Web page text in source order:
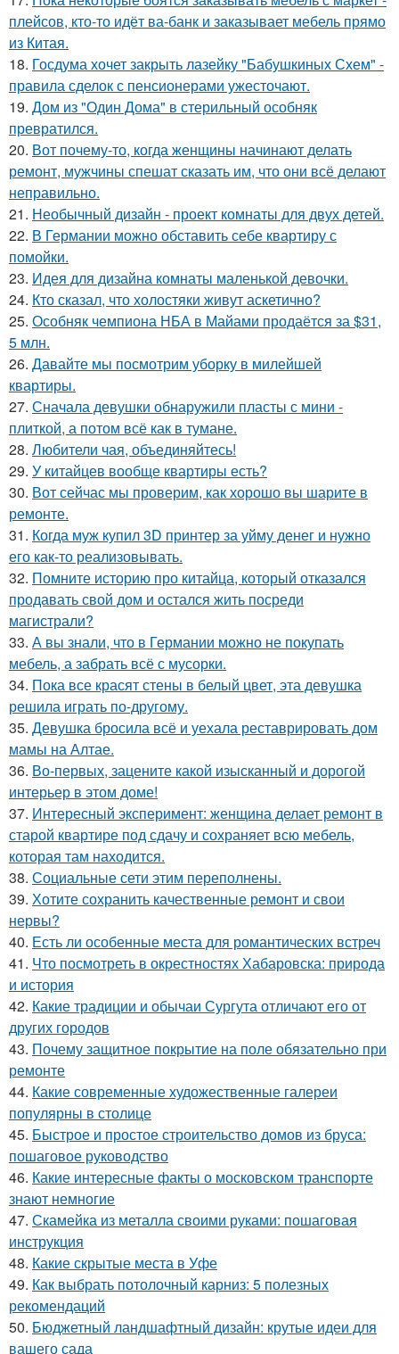
плейсов, кто-то идёт ва-банк и заказывает мебель прямо
из Китая.
18. Госдума хочет закрыть лазейку "Бабушкиных Схем" -
правила сделок с пенсионерами ужесточают.
19. Дом из "Один Дома" в стерильный особняк
превратился.
20. Вот почему-то, когда женщины начинают делать
ремонт, мужчины спешат сказать им, что они всё делают
неправильно.
21. Необычный дизайн - проект комнаты для двух детей.
22. В Германии можно обставить себе квартиру с
помойки.
23. Идея для дизайна комнаты маленькой девочки.
24. Кто сказал, что холостяки живут аскетично?
25. Особняк чемпиона НБА в Майами продаётся за $31,
5 млн.
26. Давайте мы посмотрим уборку в милейшей
квартиры.
27. Сначала девушки обнаружили пласты с мини -
плиткой, а потом всё как в тумане.
28. Любители чая, объединяйтесь!
29. У китайцев вообще квартиры есть?
30. Вот сейчас мы проверим, как хорошо вы шарите в
ремонте.
31. Когда муж купил 3D принтер за уйму денег и нужно
его как-то реализовывать.
32. Помните историю про китайца, который отказался
продавать свой дом и остался жить посреди
магистрали?
33. А вы знали, что в Германии можно не покупать
мебель, а забрать всё с мусорки.
34. Пока все красят стены в белый цвет, эта девушка
решила играть по-другому.
35. Девушка бросила всё и уехала реставрировать дом
мамы на Алтае.
36. Во-первых, зацените какой изысканный и дорогой
интерьер в этом доме!
37. Интересный эксперимент: женщина делает ремонт в
старой квартире под сдачу и сохраняет всю мебель,
которая там находится.
38. Социальные сети этим переполнены.
39. Хотите сохранить качественные ремонт и свои
нервы?
40. Есть ли особенные места для романтических встреч
41. Что посмотреть в окрестностях Хабаровска: природа
и история
42. Какие традиции и обычаи Сургута отличают его от
других городов
43. Почему защитное покрытие на поле обязательно при
ремонте
44. Какие современные художественные галереи
популярны в столице
45. Быстрое и простое строительство домов из бруса:
пошаговое руководство
46. Какие интересные факты о московском транспорте
знают немногие
47. Скамейка из металла своими руками: пошаговая
инструкция
48. Какие скрытые места в Уфе
49. Как выбрать потолочный карниз: 5 полезных
рекомендаций
50. Бюджетный ландшафтный дизайн: крутые идеи для
вашего сада